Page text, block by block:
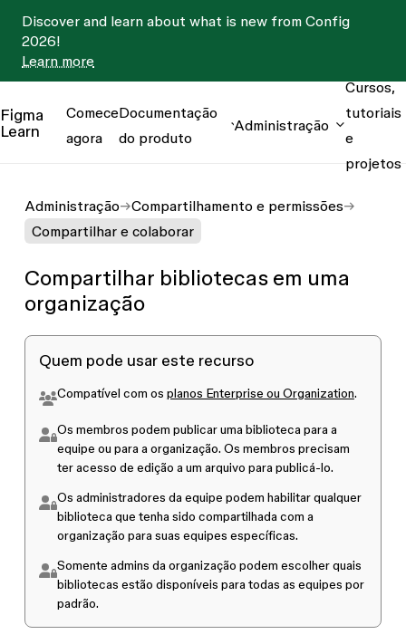
Discover and learn about what is new from Config
2026!
Learn more
Figma
Learn
Comece
agora
Documentação
do produto
Administração
Cursos,
tutoriais
e
projetos
Administração
Compartilhamento e permissões
Compartilhar e colaborar
Compartilhar bibliotecas em uma
organização
Quem pode usar este recurso
Compatível com os planos Enterprise ou Organization.
Os membros podem publicar uma biblioteca para a
equipe ou para a organização. Os membros precisam
ter acesso de edição a um arquivo para publicá-lo.
Os administradores da equipe podem habilitar qualquer
biblioteca que tenha sido compartilhada com a
organização para suas equipes específicas.
Somente admins da organização podem escolher quais
bibliotecas estão disponíveis para todas as equipes por
padrão.